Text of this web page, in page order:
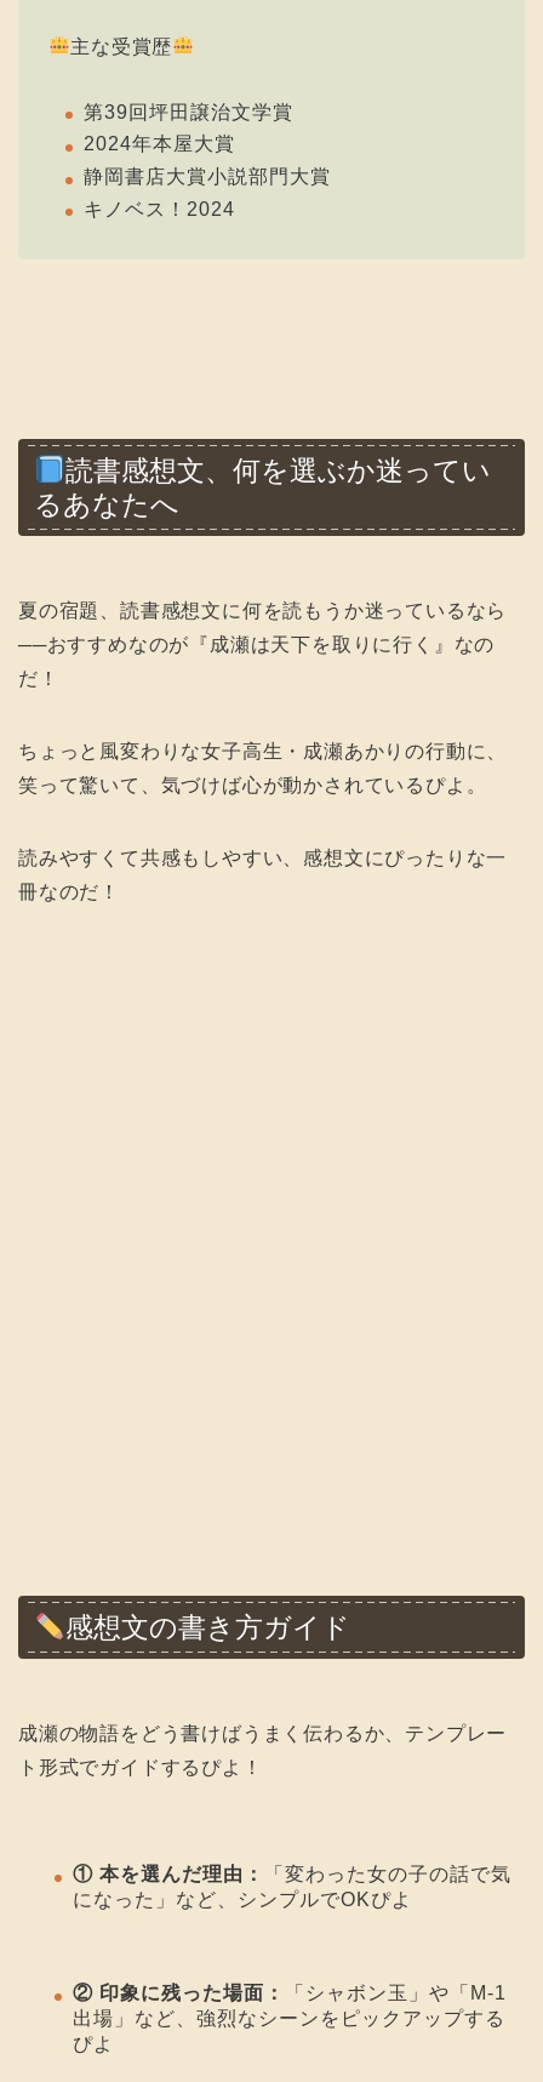
主な受賞歴
第39回坪田譲治文学賞
2024年本屋大賞
静岡書店大賞小説部門大賞
キノベス！2024
読書感想文、何を選ぶか迷ってい
るあなたへ
夏の宿題、読書感想文に何を読もうか迷っているなら
──おすすめなのが『成瀬は天下を取りに行く』なの
だ！
ちょっと風変わりな女子高生・成瀬あかりの行動に、
笑って驚いて、気づけば心が動かされているぴよ。
読みやすくて共感もしやすい、感想文にぴったりな一
冊なのだ！
感想文の書き方ガイド
成瀬の物語をどう書けばうまく伝わるか、テンプレー
ト形式でガイドするぴよ！
① 本を選んだ理由：
「変わった女の子の話で気
になった」など、シンプルでOKぴよ
② 印象に残った場面：
「シャボン玉」や「M-1
出場」など、強烈なシーンをピックアップする
ぴよ